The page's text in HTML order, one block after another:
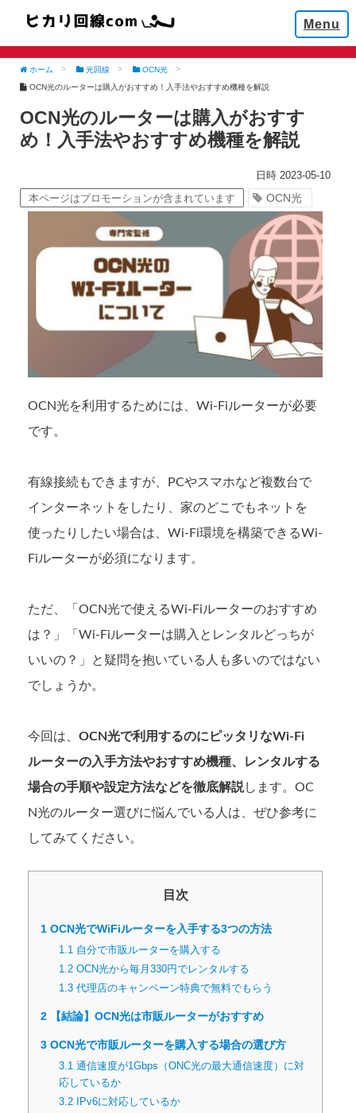
ホーム 光回線
OCN光
OCN光のルーターは購入がおすすめ！入手法やおすすめ機種を解説
OCN光のルーターは購入がおすす
め！入手法やおすすめ機種を解説
2023-05-10
本ページはプロモーションが含まれています
OCN光
OCN光を利用するためには、Wi-Fiルーターが必要
です。
有線接続もできますが、PCやスマホなど複数台で
インターネットをしたり、家のどこでもネットを
使ったりしたい場合は、Wi-Fi環境を構築できるWi-
Fiルーターが必須になります。
ただ、「OCN光で使えるWi-Fiルーターのおすすめ
は？」「Wi-Fiルーターは購入とレンタルどっちが
いいの？」と疑問を抱いている人も多いのではない
でしょうか。
今回は、 OCN光で利用するのにピッタリなWi-Fi
ルーターの入手方法やおすすめ機種、レンタルする
場合の手順や設定方法などを徹底解説します。OC
N光のルーター選びに悩んでいる人は、ぜひ参考に
してみてください。
目次
1 OCN光でWiFiルーターを入手する3つの方法
1.1 自分で市販ルーターを購入する
1.2OCN光から毎月330円でレンタルする
1.3代理店のキャンペーン特典で無料でもらう
2 【結論】OCN光は市販ルーターがおすすめ
3 OCN光で市販ルーターを購入する場合の選び方
3.1 通信速度が1Gbps（ONC光の最大通信速度）に対
応しているか
3.2IPv6に対応しているか
Menu